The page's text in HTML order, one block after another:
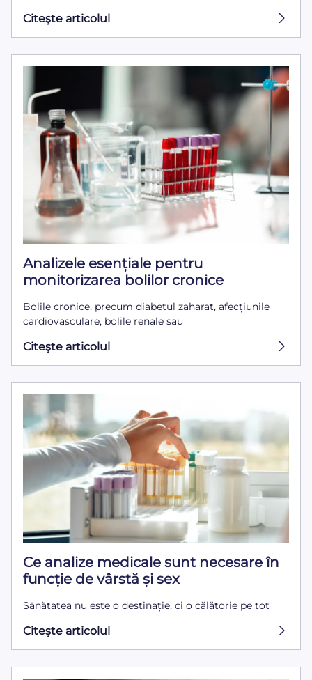
Citeşte articolul
Analizele esențiale pentru
monitorizarea bolilor cronice
Bolile cronice, precum diabetul zaharat, afecțiunile
cardiovasculare, bolile renale sau
Citeşte articolul
Ce analize medicale sunt necesare în
funcție de vârstă și sex
Sănătatea nu este o destinație, ci o călătorie pe tot
Citeşte articolul